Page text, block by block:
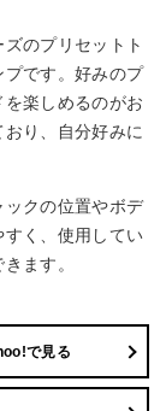
のプリセットト
です。好みのプ
楽しめるのがお
り、自分好みに
クの位置やボデ
すく、使用してい
ます。
で見る